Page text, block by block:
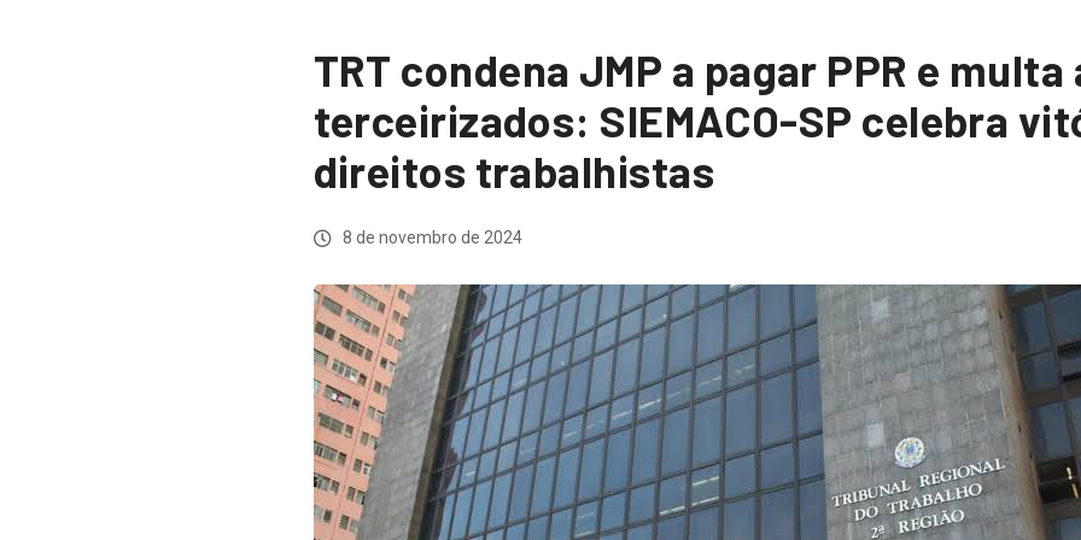
TRT condena JMP a pagar PPR e multa
terceirizados: SIEMACO-SP celebra
direitos trabalhistas
8 de novembro de 2024